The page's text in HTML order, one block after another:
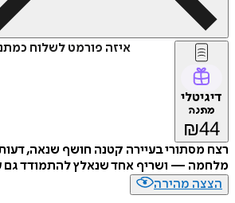
איזה פורמט לשלוח כמתנה?
₪
בעיירה קטנה חושף שנאה, דעות
— ושריף אחד שנאלץ להתמודד גם עם
מהירה